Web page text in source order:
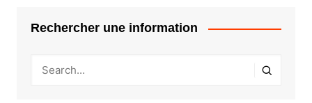
Rechercher une information